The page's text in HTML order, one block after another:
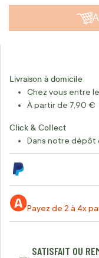
Livraison à domicile
Chez vous entre
À partir de 7,90 €
Click & Collect
Dans notre dépôt
Payez de 2 à 4x
SATISFAIT OU